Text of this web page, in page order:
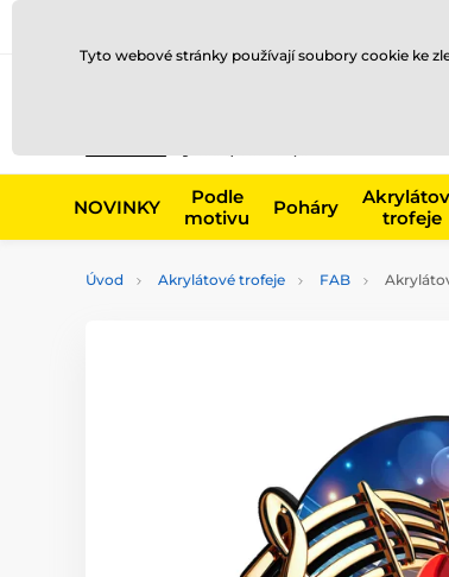
NOVINKY
Podle
motivu
Poháry
trofeje
Úvod Akrylátové trofeje FAB
Tyto webové stránky používají soubory cookie ke